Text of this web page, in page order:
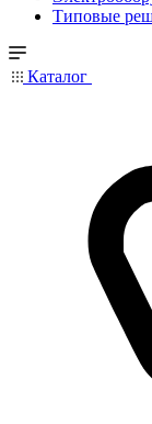
Типовые
Каталог